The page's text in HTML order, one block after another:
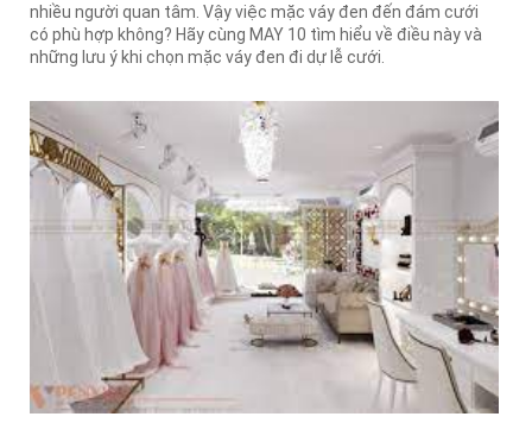
nhiều người quan tâm. Vậy việc mặc váy đen đến đám cưới
có phù hợp không? Hãy cùng MAY 10 tìm hiểu về điều này và
những lưu ý khi chọn mặc váy đen đi dự lễ cưới.